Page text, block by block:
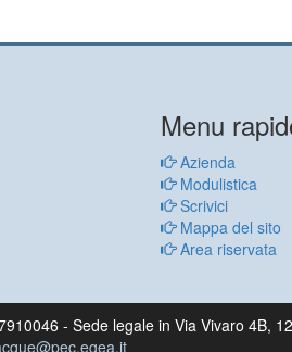
Menu
Azienda
Modulistica
Scrivici
Mappa del sito
Area riservata
- Sede legale in Via Vivaro 4B,